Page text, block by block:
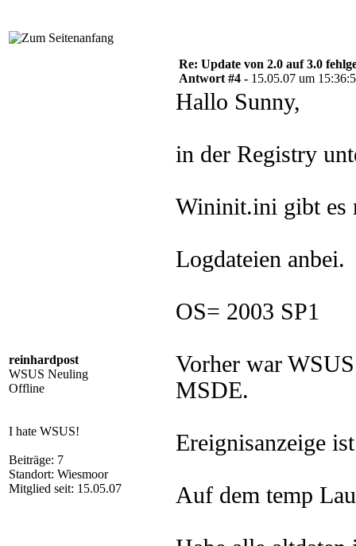
reinhardpost
WSUS Neuling
Offline
I hate WSUS!
Beiträge: 7
Standort: Wiesmoor
Mitglied seit: 15.05.07
Re: Update von 2.0 auf 3.0
Antwort #4 - 15.05.07 um
Hallo Sunny,
in der Registry
Wininit.ini gibt es
Logdateien anbei.
OS= 2003 SP1
Vorher war
MSDE.
Ereignisanzeige
Auf dem temp